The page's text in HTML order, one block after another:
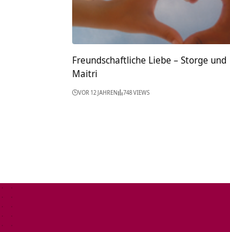
Freundschaftliche Liebe – Storge und
Maitri
VOR 12 JAHREN 748 VIEWS